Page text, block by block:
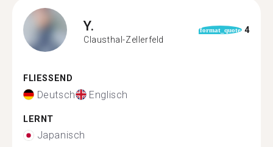
Y.
Clausthal-Zellerfeld
format_quote 4
FLIESSEND
Deutsch Englisch
LERNT
Japanisch